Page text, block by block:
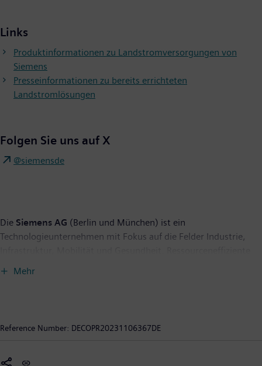
Links
Produktinformationen zu Landstromversorgungen von
Siemens
Presseinformationen zu bereits errichteten
Landstromlösungen
Folgen Sie uns auf X
@siemensde
Die Siemens AG (Berlin und München) ist ein
Technologieunternehmen mit Fokus auf die Felder Industrie,
damit den Alltag für Milliarden von Menschen. Siemens ist
Mehr
Reference Number: DECOPR20231106367DE